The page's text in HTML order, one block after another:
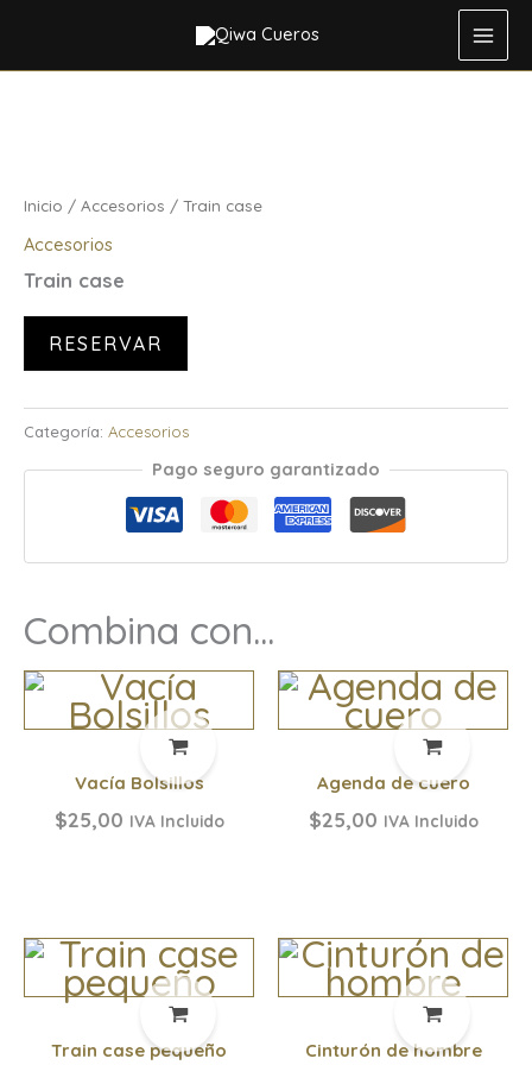
contenido
Inicio / Accesorios / Train case
Accesorios
Train case
RESERVAR
Categoría: Accesorios
Pago seguro garantizado
Combina con...
Vacía Bolsillos
$25,00 IVA Incluido
Agenda de cuero
$25,00 IVA Incluido
Train case pequeño Cinturón de hombre